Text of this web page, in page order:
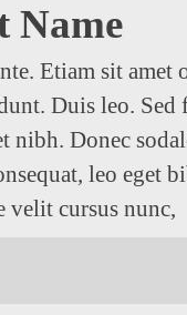
Name
Etiam sit amet
Duis leo.
nibh. Donec
leo eget
velit cursus nunc,